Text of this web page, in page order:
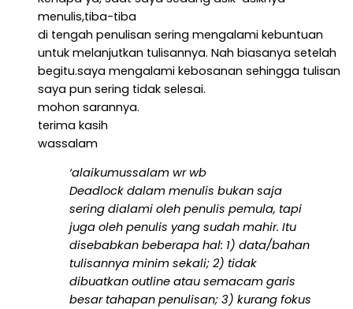
menulis,tiba-tiba
di tengah penulisan sering mengalami kebuntuan
untuk melanjutkan tulisannya. Nah biasanya setelah
begitu.saya mengalami kebosanan sehingga tulisan
saya pun sering tidak selesai.
mohon sarannya.
terima kasih
wassalam
‘alaikumussalam wr wb
Deadlock dalam menulis bukan saja
sering dialami oleh penulis pemula, tapi
juga oleh penulis yang sudah mahir. Itu
disebabkan beberapa hal: 1) data/bahan
tulisannya minim sekali; 2) tidak
dibuatkan outline atau semacam garis
besar tahapan penulisan; 3) kurang fokus